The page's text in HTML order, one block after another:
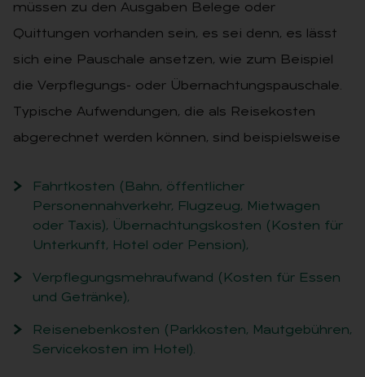
müssen zu den Ausgaben Belege oder
Quittungen vorhanden sein, es sei denn, es lässt
sich eine Pauschale ansetzen, wie zum Beispiel
die Verpflegungs- oder Übernachtungspauschale.
Typische Aufwendungen, die als Reisekosten
abgerechnet werden können, sind beispielsweise
Fahrtkosten (Bahn, öffentlicher
Personennahverkehr, Flugzeug, Mietwagen
oder Taxis), Übernachtungskosten (Kosten für
Unterkunft, Hotel oder Pension),
Verpflegungsmehraufwand (Kosten für Essen
und Getränke),
Reisenebenkosten (Parkkosten, Mautgebühren,
Servicekosten im Hotel).